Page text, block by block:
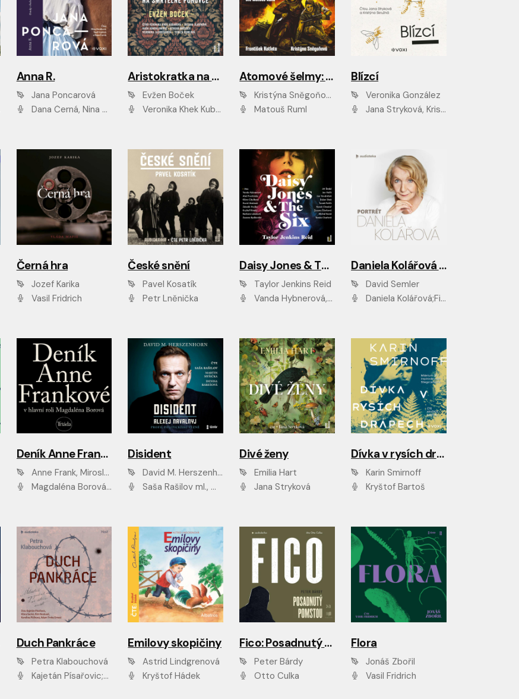
Anna R.
Jana Poncarová
Dana Černá, Nina Horáková, Vasil Fridrich
Aristokratka na smrtelné pohovce
Evžen Boček
Veronika Khek Kubařová, Zuzana Slavíková, Naďa Konvalinková, Veronika Lazorčáková, Tereza Rumlová, Otakar Brousek ml.
Atomové šelmy: Základna
Kristýna Sněgoňová, František Kotleta
Matouš Ruml
Blízcí
Veronika González
Jana Stryková, Kristýna Skružná
Černá hra
Jozef Karika
Vasil Fridrich
České snění
Pavel Kosatík
Petr Lněnička
Daisy Jones & The Six
Taylor Jenkins Reid
Vanda Hybnerová, Klára Cibulková, David Matásek, Zdeněk Hruška, Kryštof Rímský, Barbara Lukešová, Zuzana Bydžovská, Jiří Štrébl, Jan Holík, Jan Vondráček, Dušan Sitek, Tomáš Petřík, Hynek Chmelař, Zuzana Ščerbová, Michal Bureš, Tereza Císařová
Daniela Kolářová - portrét
David Semler
Daniela Kolářová;Filip Březina;Jan Vlasák
Deník Anne Frankové
Anne Frank, Miroslav Bambušek
Magdaléna Borová, Anežka Šťastná, Eva Salzmannová, Hana Frejková, Igor Chmela, Lucie Trmíková, Magdalena Sidonová, Mark Kristián Hochman, Martin Finger, Miloslav Mejzlík, Zuzana Stivínová, Elia Moretti, Gabriela Pyšná, Josef Klíč, Karel Mitáš, Lukáš Mik, Petr Fučík, Stanislav Vacek, Tomáš Vtípil
Disident
David M. Herszenhorn
Saša Rašilov ml., Martin Myšička, Denisa Barešová
Divé ženy
Emilia Hart
Jana Stryková
Dívka v rysích drápech
Karin Smirnoff
Kryštof Bartoš
Duch Pankráce
Petra Klabouchová
Kajetán Písařovic;Klára Suchá;Petr Neskusil;Karolína Půčková;Adam Trnka Ernest
Emilovy skopičiny
Astrid Lindgrenová
Kryštof Hádek
Fico: Posadnutý pomstou
Peter Bárdy
Otto Culka
Flora
Jonáš Zbořil
Vasil Fridrich